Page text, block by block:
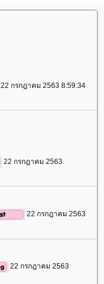
22 กรกฎาคม 2563 8:59:34
22 กรกฎาคม 2563
22 กรกฎาคม 2563
22 กรกฎาคม 2563